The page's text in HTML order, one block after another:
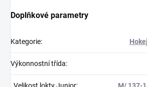
Doplňkové parametry
Kategorie:
Výkonnostní třída: